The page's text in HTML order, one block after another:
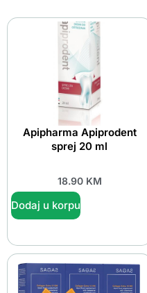
Apipharma Apiprodent
sprej 20 ml
18.90 KM
Dodaj u korpu